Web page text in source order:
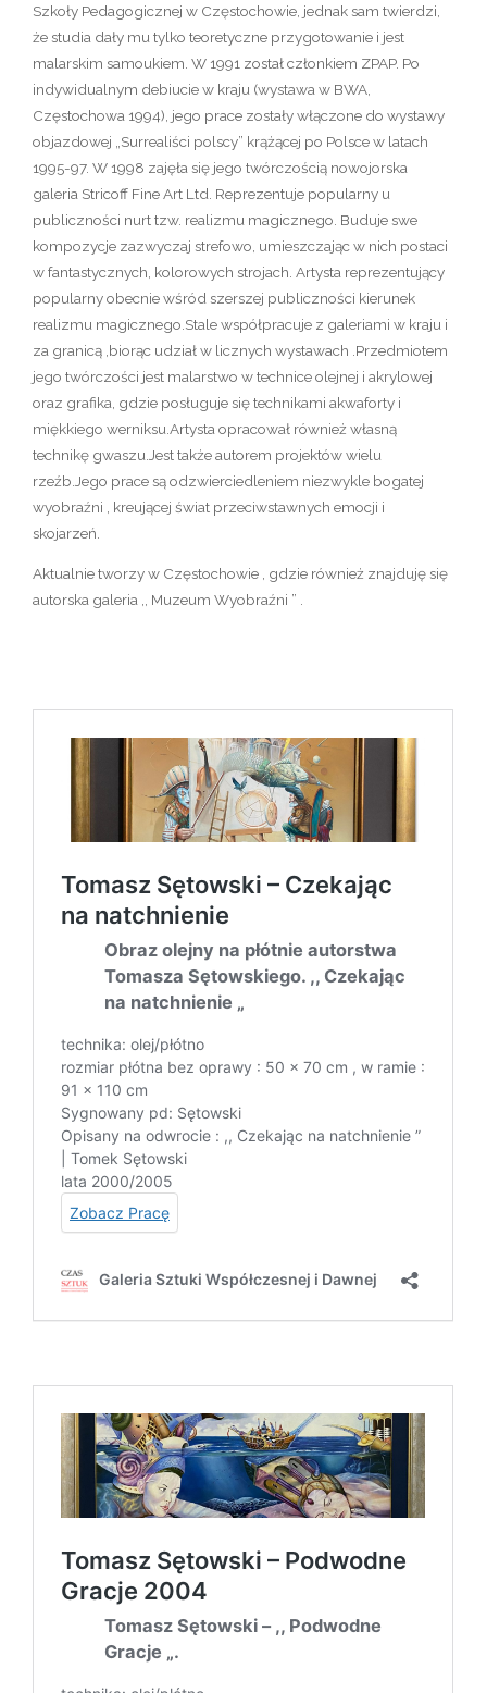
Szkoły Pedagogicznej w Częstochowie, jednak sam twierdzi,
że studia dały mu tylko teoretyczne przygotowanie i jest
malarskim samoukiem. W 1991 został członkiem ZPAP. Po
indywidualnym debiucie w kraju (wystawa w BWA,
Częstochowa 1994), jego prace zostały włączone do wystawy
objazdowej „Surrealiści polscy” krążącej po Polsce w latach
1995-97. W 1998 zajęła się jego twórczością nowojorska
galeria Stricoff Fine Art Ltd. Reprezentuje popularny u
publiczności nurt tzw. realizmu magicznego. Buduje swe
kompozycje zazwyczaj strefowo, umieszczając w nich postaci
w fantastycznych, kolorowych strojach. Artysta reprezentujący
popularny obecnie wśród szerszej publiczności kierunek
realizmu magicznego.Stale współpracuje z galeriami w kraju i
za granicą ,biorąc udział w licznych wystawach .Przedmiotem
jego twórczości jest malarstwo w technice olejnej i akrylowej
oraz grafika, gdzie posługuje się technikami akwaforty i
miękkiego werniksu.Artysta opracował również własną
technikę gwaszu.Jest także autorem projektów wielu
rzeźb.Jego prace są odzwierciedleniem niezwykle bogatej
wyobraźni , kreującej świat przeciwstawnych emocji i
skojarzeń.
Aktualnie tworzy w Częstochowie , gdzie również znajduję się
autorska galeria ,, Muzeum Wyobraźni ” .